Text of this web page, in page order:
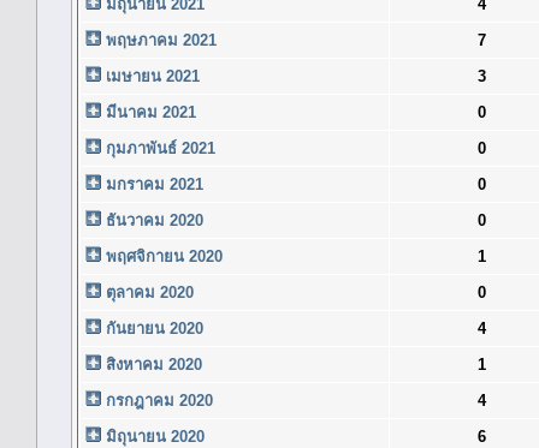
มิถุนายน 2021
4
พฤษภาคม 2021
7
เมษายน 2021
3
มีนาคม 2021
0
กุมภาพันธ์ 2021
0
มกราคม 2021
0
ธันวาคม 2020
0
พฤศจิกายน 2020
1
ตุลาคม 2020
0
กันยายน 2020
4
สิงหาคม 2020
1
กรกฎาคม 2020
4
มิถุนายน 2020
6